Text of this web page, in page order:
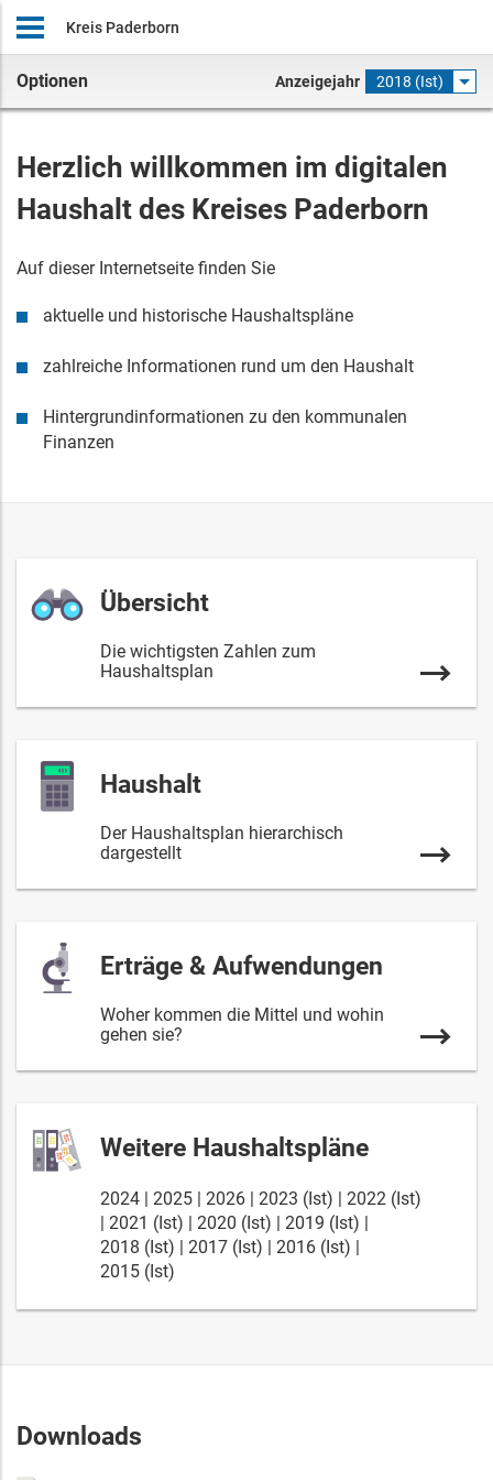
Kreis Paderborn
Optionen Anzeigejahr 2018 (Ist)
Herzlich willkommen im digitalen
Haushalt des Kreises Paderborn
Auf dieser Internetseite finden Sie
aktuelle und historische Haushaltspläne
zahlreiche Informationen rund um den Haushalt
Hintergrundinformationen zu den kommunalen
Finanzen
Übersicht
Die wichtigsten Zahlen zum
Haushaltsplan
Haushalt
Der Haushaltsplan hierarchisch
dargestellt
Erträge & Aufwendungen
Woher kommen die Mittel und wohin
gehen sie?
Weitere Haushaltspläne
2024 2025 2026 2023 (Ist)
2022 (Ist)
2021 (Ist)
2020 (Ist)
2019 (Ist)
2018 (Ist)
2017 (Ist)
2016 (Ist)
2015 (Ist)
Downloads